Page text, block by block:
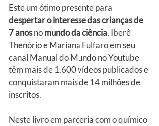
Este um ótimo presente para
despertar o interesse das crianças de
7 anos no mundo da ciência, Iberê
Thenório e Mariana Fulfaro em seu
canal Manual do Mundo no Youtube
têm mais de 1.600 vídeos publicados e
conquistaram mais de 14 milhões de
inscritos.
Neste livro em parceria com o químico